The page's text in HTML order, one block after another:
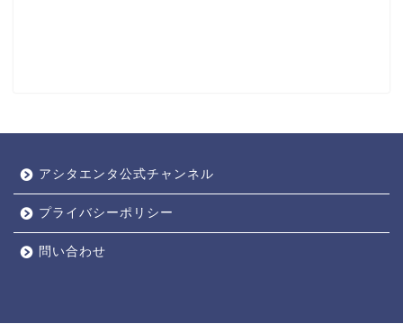
アシタエンタ公式チャンネル
プライバシーポリシー
問い合わせ